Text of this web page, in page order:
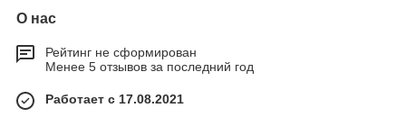
О нас
Рейтинг не сформирован
Менее 5 отзывов за последний год
Работает с 17.08.2021